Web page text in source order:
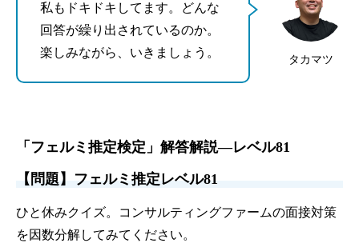
タカマツ
私もドキドキしてます。どんな
回答が繰り出されているのか。
楽しみながら、いきましょう。
「フェルミ推定検定」解答解説—レベル81
【問題】フェルミ推定レベル81
ひと休みクイズ。コンサルティングファームの面接対策
を因数分解してみてください。